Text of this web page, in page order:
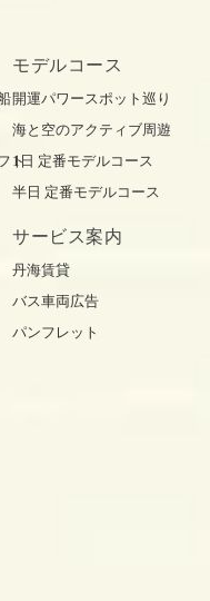
ト
モデルコース
開運パワースポット巡り
海と空のアクティブ周遊
1日 定番モデルコース
半日 定番モデルコース
サービス案内
丹海賃貸
バス車両広告
パンフレット